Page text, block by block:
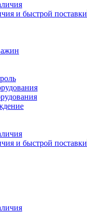
и быстрой поставки
и быстрой поставки